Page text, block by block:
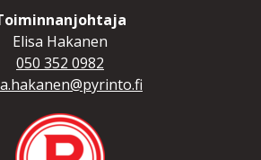
Elisa Hakanen
050 352 0982